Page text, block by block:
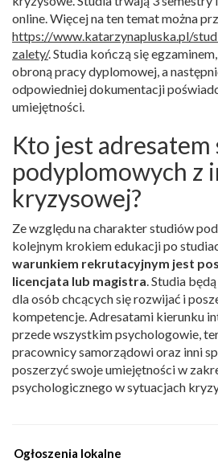
online. Więcej na ten temat można
https://www.katarzynapluska.pl/
zalety/. Studia kończą się
obroną pracy dyplomowej, a
odpowiedniej dokumentacji
umiejętności.
Kto jest
podyplomowych z
kryzysowej?
Ze względu na charakter studiów
kolejnym krokiem edukacji po
warunkiem rekrutacyjnym jest
licencjata lub magistra. Studia
dla osób chcących się rozwijać i
kompetencje. Adresatami kierunku
przede wszystkim psychologowie,
pracownicy samorządowi oraz inni
poszerzyć swoje umiejętności w
psychologicznego w sytuacjach
Ogłoszenia lokalne